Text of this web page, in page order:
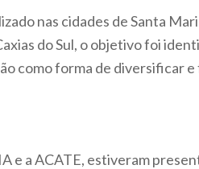
nas cidades de Santa
do Sul, o objetivo foi
como forma de diversificar
e a ACATE, estiveram